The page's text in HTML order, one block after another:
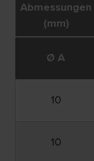
Abmessungen
(mm)
Ø A
10
10